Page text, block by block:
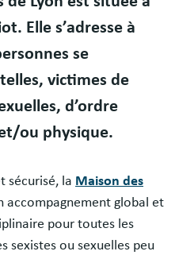
Elle s’adresse à
se
victimes de
d’ordre
ou physique.
sécurisé, la Maison des
accompagnement global et
pour toutes les
sexistes ou sexuelles peu